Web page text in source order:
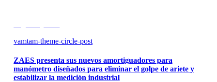
vamtam-theme-circle-post
ZAES presenta sus nuevos amortiguadores para
manómetro diseñados para eliminar el golpe de ariete y
estabilizar la medición industrial